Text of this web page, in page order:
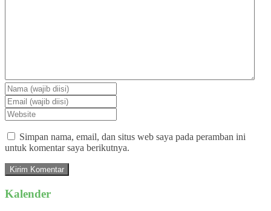
Simpan nama, email, dan situs web saya pada peramban ini
untuk komentar saya berikutnya.
Kalender